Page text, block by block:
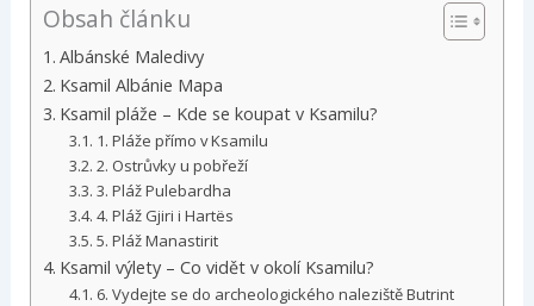
Obsah článku
Albánské Maledivy
Ksamil Albánie Mapa
Ksamil pláže – Kde se koupat v Ksamilu?
1. Pláže přímo v Ksamilu
2. Ostrůvky u pobřeží
3. Pláž Pulebardha
4. Pláž Gjiri i Hartës
5. Pláž Manastirit
Ksamil výlety – Co vidět v okolí Ksamilu?
6. Vydejte se do archeologického naleziště Butrint